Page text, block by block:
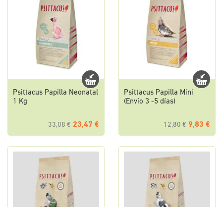
Psittacus Papilla Neonatal
1 Kg
33,08 € 23,47 €
Psittacus Papilla Mini
(Envío 3 -5 días)
12,80 € 9,83 €